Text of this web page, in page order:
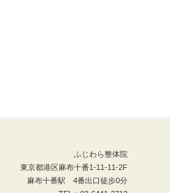
ふじわら整体院
東京都港区麻布十番1-11-11-2F
麻布十番駅 4番出口徒歩0分